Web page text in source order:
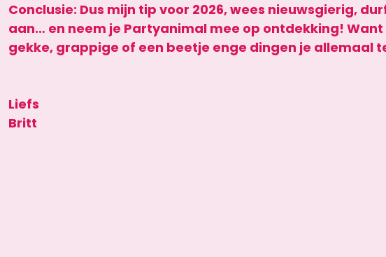
Conclusie: Dus mijn tip voor 2026, wees nieuwsgierig,
aan… en neem je Partyanimal mee op ontdekking!
gekke, grappige of een beetje enge dingen je allemaal
Liefs
Britt